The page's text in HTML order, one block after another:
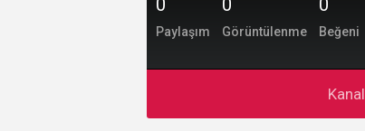
0
Paylaşım
0
Görüntülenme
0
Beğeni
Kanal